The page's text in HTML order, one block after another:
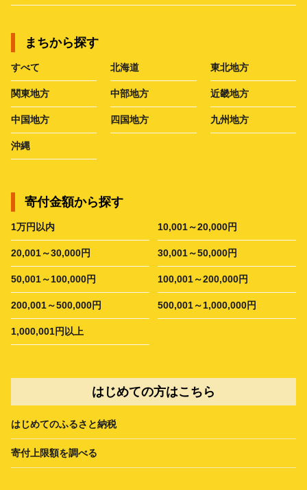
まちから探す
すべて 北海道 東北地方
関東地方 中部地方 近畿地方
中国地方 四国地方 九州地方
沖縄
寄付金額から探す
1万円以内 10,001～20,000円
20,001～30,000円 30,001～50,000円
50,001～100,000円 100,001～200,000円
200,001～500,000円 500,001～1,000,000円
1,000,001円以上
はじめての方はこちら
はじめてのふるさと納税
寄付上限額を調べる